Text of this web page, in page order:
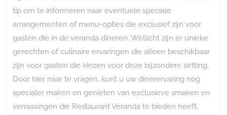
tip om te informeren naar eventuele speciale
arrangementen of menu-opties die exclusief zijn voor
gasten die in de veranda dineren. Wellicht zijn er unieke
gerechten of culinaire ervaringen die alleen beschikbaar
zijn voor gasten die kiezen voor deze bijzondere setting.
Door hier naar te vragen, kunt u uw dinerervaring nog
specialer maken en genieten van exclusieve smaken en
verrassingen die Restaurant Veranda te bieden heeft.